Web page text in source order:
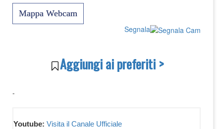
Mappa Webcam
Segnala
Aggiungi ai preferiti >
-
Youtube: Visita il Canale Ufficiale